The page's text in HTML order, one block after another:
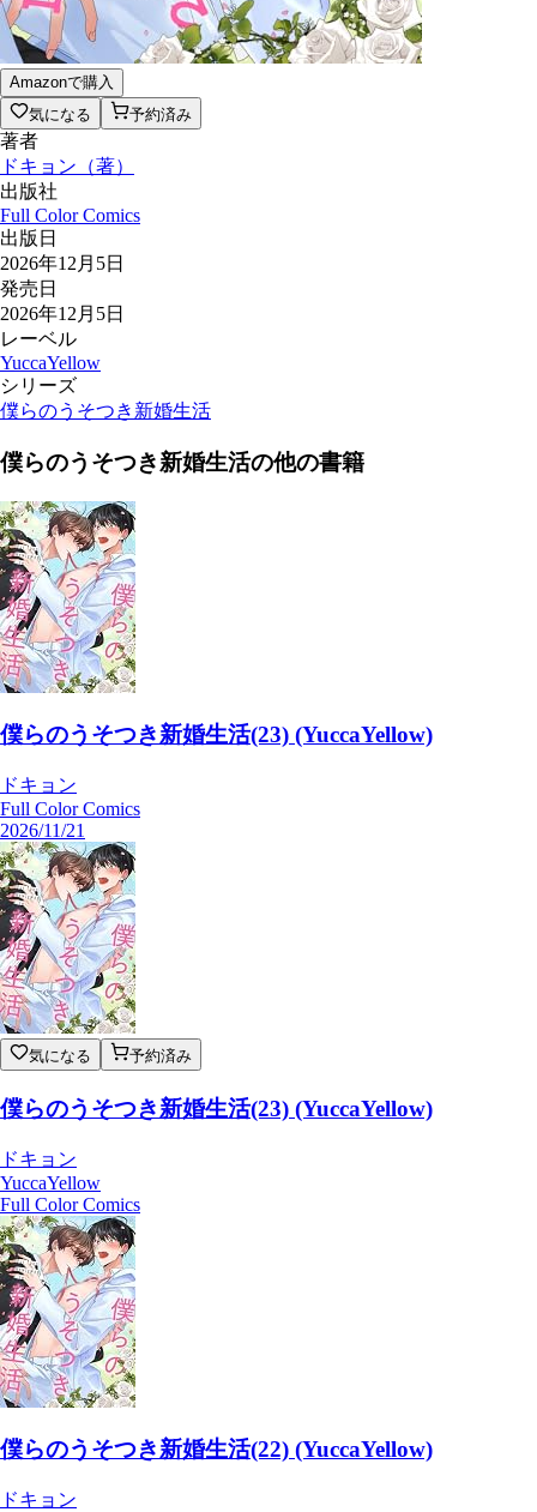
Amazonで購入
気になる
予約済み
著者
ドキョン （著）
出版社
Full Color Comics
出版日
2026年12月5日
発売日
2026年12月5日
レーベル
YuccaYellow
シリーズ
僕らのうそつき新婚生活
僕らのうそつき新婚生活の他の書籍
僕らのうそつき新婚生活(23) (YuccaYellow)
ドキョン
Full Color Comics
2026/11/21
気になる 予約済み
僕らのうそつき新婚生活(23) (YuccaYellow)
ドキョン
YuccaYellow
Full Color Comics
僕らのうそつき新婚生活(22) (YuccaYellow)
ドキョン